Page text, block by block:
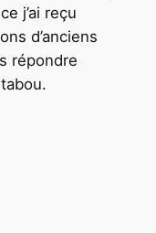
j’ai reçu
d’anciens
répondre